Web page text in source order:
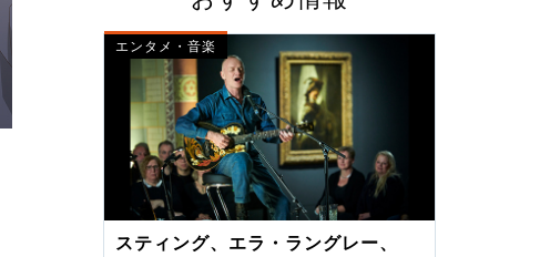
エンタメ・音楽
スティング、エラ・ラングレー、